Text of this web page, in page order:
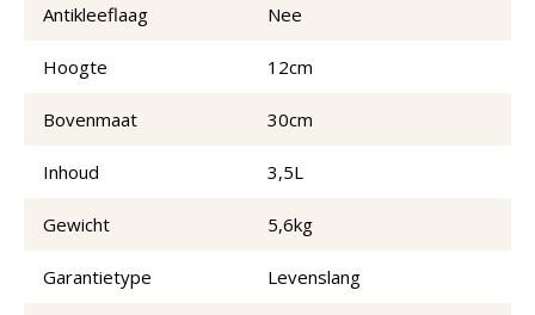
Antikleeflaag Nee
Hoogte 12cm
Bovenmaat 30cm
Inhoud 3,5L
Gewicht 5,6kg
Garantietype Levenslang